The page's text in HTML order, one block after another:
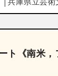
兵庫県立芸
ト《南米，